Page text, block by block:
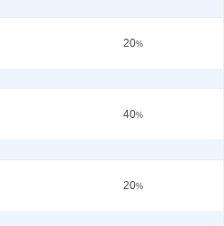
20%
40%
20%